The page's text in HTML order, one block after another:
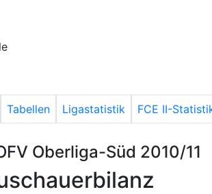
Tabellen Ligastatistik FCE II-
Oberliga-Süd 2010/11